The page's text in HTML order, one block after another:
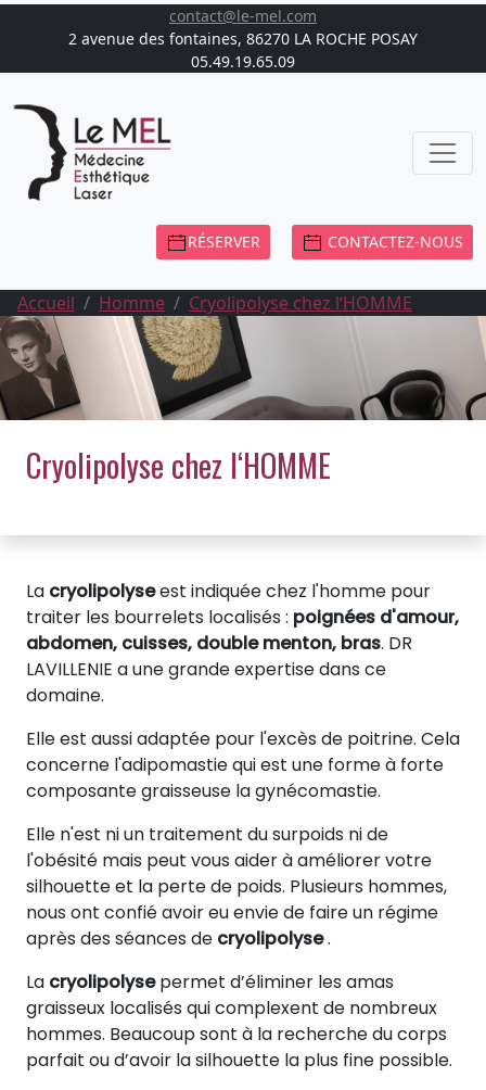
05.49.19.65.09
2 avenue des fontaines, 86270 LA ROCHE POSAY
contact@le-mel.com
RÉSERVER CONTACTEZ-NOUS
Accueil Homme Cryolipolyse chez l‘HOMME
Cryolipolyse chez l‘HOMME
La cryolipolyseest indiquée chez l'homme pour
traiter les bourrelets localisés : poignées d'amour,
abdomen, cuisses, double menton, bras. DR
LAVILLENIE a une grande expertise dans ce
domaine.
Elle est aussi adaptée pour l'excès de poitrine. Cela
concerne l'adipomastie qui est une forme à forte
composante graisseuse la gynécomastie.
Elle n'est ni un traitement du surpoids ni de
l'obésité mais peut vous aider à améliorer votre
silhouette et la perte de poids. Plusieurs hommes,
nous ont confié avoir eu envie de faire un régime
après des séances de cryolipolyse.
La cryolipolysepermet d’éliminer les amas
graisseux localisés qui complexent de nombreux
hommes. Beaucoup sont à la recherche du corps
parfait ou d’avoir la silhouette la plus fine possible.